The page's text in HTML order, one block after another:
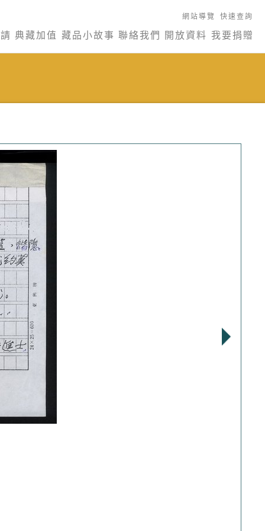
網站導覽 快速查詢
典藏加值 藏品小故事 聯絡我們 開放資料 我要捐贈